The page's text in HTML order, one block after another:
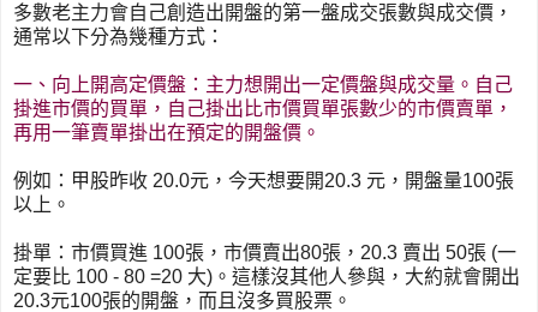
多數老主力會自己創造出開盤的第一盤成交張數與成交價，
通常以下分為幾種方式：
一、向上開高定價盤：主力想開出一定價盤與成交量。自己
掛進市價的買單，自己掛出比市價買單張數少的市價賣單，
再用一筆賣單掛出在預定的開盤價。
例如：甲股昨收 20.0元，今天想要開20.3 元，開盤量100張
以上。
掛單：市價買進 100張，市價賣出80張，20.3 賣出 50張 (一
定要比 100 - 80 =20 大)。這樣沒其他人參與，大約就會開出
20.3元100張的開盤，而且沒多買股票。